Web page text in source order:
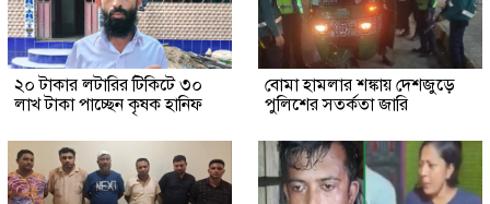
২০ টাকার লটারির টিকিটে ৩০
লাখ টাকা পাচ্ছেন কৃষক হানিফ
বোমা হামলার শঙ্কায় দেশজুড়ে
পুলিশের সতর্কতা জারি